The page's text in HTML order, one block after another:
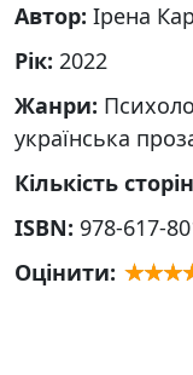
Автор: Ірена
Рік: 2022
Жанри:
українська
Кількість
ISBN: 978-617-
Оцінити: